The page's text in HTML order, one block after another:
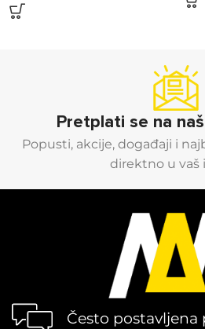
Pretplati se na
Popusti, akcije, događaji i
direktno u vaš
Često postavljena